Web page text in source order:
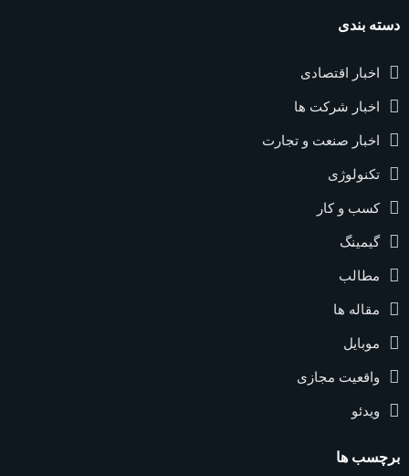
دسته بندی
اخبار اقتصادی
اخبار شرکت ها
اخبار صنعت و تجارت
تکنولوژی
کسب و کار
گیمینگ
مطالب
مقاله ها
موبایل
واقعیت مجازی
ویدئو
برچسب ها